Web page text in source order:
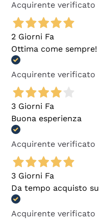
Acquirente verificato
2 Giorni Fa
Ottima come sempre!
Acquirente verificato
3 Giorni Fa
Buona esperienza
Acquirente verificato
3 Giorni Fa
Da tempo acquisto
Acquirente verificato